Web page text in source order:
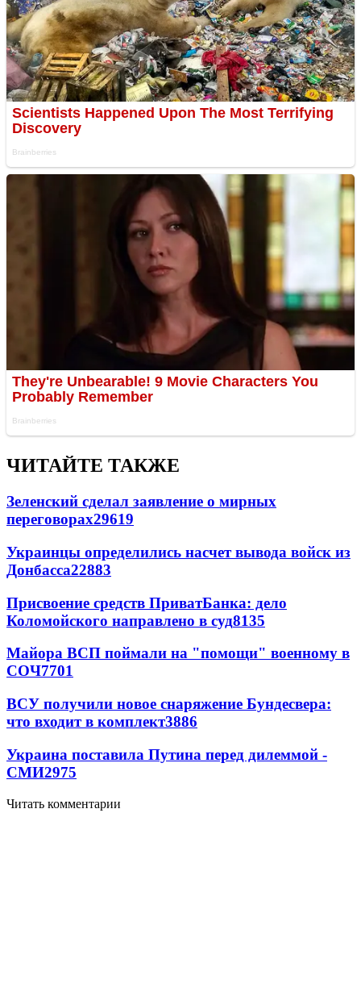
ЧИТАЙТЕ ТАКЖЕ
Зеленский сделал заявление о мирных
переговорах29619
Украинцы определились насчет вывода войск из
Донбасса22883
Присвоение средств ПриватБанка: дело
Коломойского направлено в суд8135
Майора ВСП поймали на "помощи" военному в
СОЧ7701
ВСУ получили новое снаряжение Бундесвера:
что входит в комплект3886
Украина поставила Путина перед дилеммой -
СМИ2975
Читать комментарии